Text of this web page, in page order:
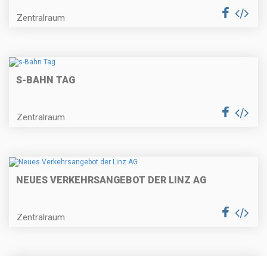
Zentralraum
S-BAHN TAG
Zentralraum
NEUES VERKEHRSANGEBOT DER LINZ AG
Zentralraum